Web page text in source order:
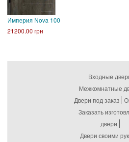
Империя Nova 100
21200.00 грн
Входные
Межкомнатные
Двери под заказ
Заказать
двери
Двери своими